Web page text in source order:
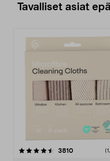
Tavalliset asiat
3810arvostelut
4.5viidestä